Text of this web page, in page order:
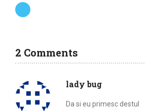
2 Comments
lady bug
Da si eu primesc destul